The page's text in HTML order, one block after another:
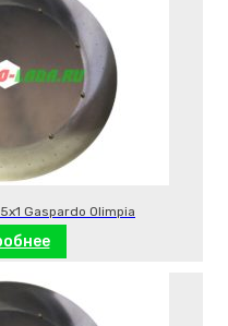
Gaspardo Olimpia